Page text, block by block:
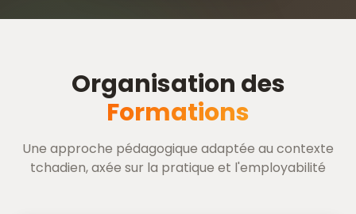
Organisation des
Formations
Une approche pédagogique adaptée au contexte
tchadien, axée sur la pratique et l'employabilité